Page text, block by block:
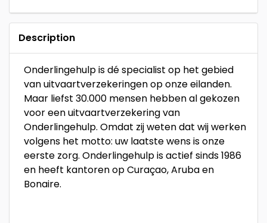
Description
Onderlingehulp is dé specialist op het gebied
van uitvaartverzekeringen op onze eilanden.
Maar liefst 30.000 mensen hebben al gekozen
voor een uitvaartverzekering van
Onderlingehulp. Omdat zij weten dat wij werken
volgens het motto: uw laatste wens is onze
eerste zorg. Onderlingehulp is actief sinds 1986
en heeft kantoren op Curaçao, Aruba en
Bonaire.